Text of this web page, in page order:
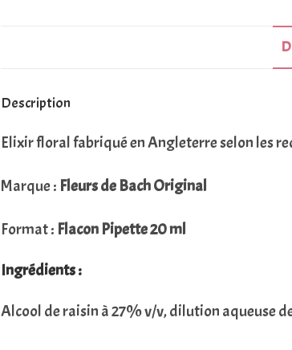
Description
Elixir floral fabriqué en Angleterre selon les
Marque : Fleurs de Bach Original
Format : Flacon Pipette 20 ml
Ingrédients :
Alcool de raisin à 27% v/v, dilution aqueuse